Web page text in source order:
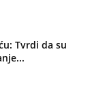
Tvrdi da su